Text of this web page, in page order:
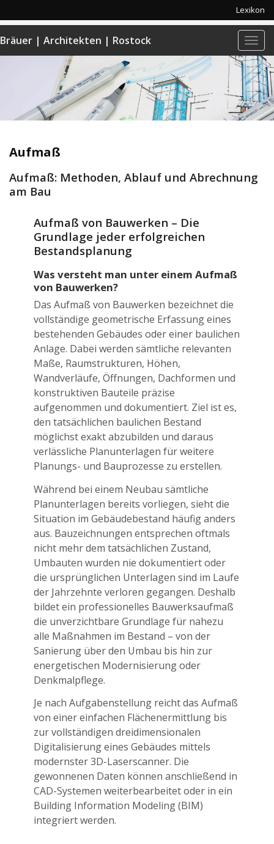
Lexikon
Bräuer | Architekten | Rostock
Aufmaß
Aufmaß: Methoden, Ablauf und Abrechnung
am Bau
Aufmaß von Bauwerken – Die
Grundlage jeder erfolgreichen
Bestandsplanung
Was versteht man unter einem Aufmaß
von Bauwerken?
Das Aufmaß von Bauwerken bezeichnet die
vollständige geometrische Erfassung eines
bestehenden Gebäudes oder einer baulichen
Anlage. Dabei werden sämtliche relevanten
Maße, Raumstrukturen, Höhen,
Wandverläufe, Öffnungen, Dachformen und
konstruktiven Bauteile präzise
aufgenommen und dokumentiert. Ziel ist es,
den tatsächlichen baulichen Bestand
möglichst exakt abzubilden und daraus
verlässliche Planunterlagen für weitere
Planungs- und Bauprozesse zu erstellen.
Während bei einem Neubau sämtliche
Planunterlagen bereits vorliegen, sieht die
Situation im Gebäudebestand häufig anders
aus. Bauzeichnungen entsprechen oftmals
nicht mehr dem tatsächlichen Zustand,
Umbauten wurden nie dokumentiert oder
die ursprünglichen Unterlagen sind im Laufe
der Jahrzehnte verloren gegangen. Deshalb
bildet ein professionelles Bauwerksaufmaß
die unverzichtbare Grundlage für nahezu
alle Maßnahmen im Bestand – von der
Sanierung über den Umbau bis hin zur
energetischen Modernisierung oder
Denkmalpflege.
Je nach Aufgabenstellung reicht das Aufmaß
von einer einfachen Flächenermittlung bis
zur vollständigen dreidimensionalen
Digitalisierung eines Gebäudes mittels
modernster 3D-Laserscanner. Die
gewonnenen Daten können anschließend in
CAD-Systemen weiterbearbeitet oder in ein
Building Information Modeling (BIM)
integriert werden.